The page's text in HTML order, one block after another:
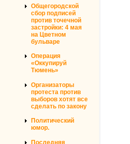
Общегородской
сбор подписей
против точечной
застройки: 4 мая
на Цветном
бульваре
Операция
«Оккупируй
Тюмень»
Организаторы
протеста против
выборов хотят все
сделать по закону
Политический
юмор.
Последняя